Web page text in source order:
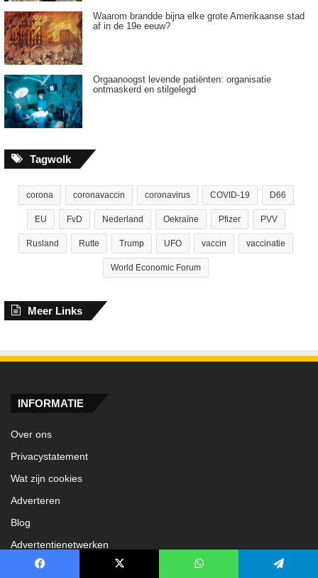
Waarom brandde bijna elke grote Amerikaanse stad
af in de 19e eeuw?
Orgaanoogst levende patiënten: organisatie
ontmaskerd en stilgelegd
Tagwolk
corona coronavaccin coronavirus COVID-19 D66
EU FvD Nederland Oekraïne Pfizer PVV
Rusland Rutte Trump UFO vaccin vaccinatie
World Economic Forum
Meer Links
INFORMATIE
Over ons
Privacystatement
Wat zijn cookies
Adverteren
Blog
Advertentienetwerken